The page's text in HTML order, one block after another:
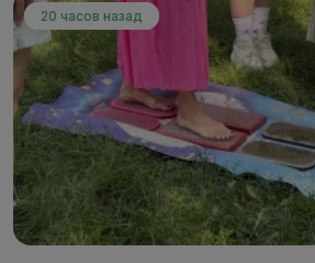
20 часов назад